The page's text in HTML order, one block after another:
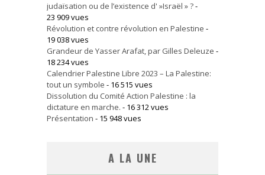
judaïsation ou de l’existence d' »Israël » ?-
23 909 vues
Révolution et contre révolution en Palestine -
19 038 vues
Grandeur de Yasser Arafat, par Gilles Deleuze -
18 234 vues
Calendrier Palestine Libre 2023 – La Palestine:
tout un symbole - 16 515 vues
Dissolution du Comité Action Palestine : la
dictature en marche. - 16 312 vues
Présentation - 15 948 vues
A LA UNE